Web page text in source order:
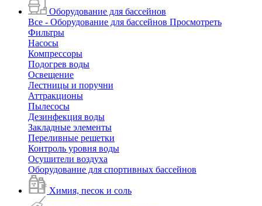
Оборудование для бассейнов
Все - Оборудование для бассейнов Просмотреть
Фильтры
Насосы
Компрессоры
Подогрев воды
Освещение
Лестницы и поручни
Аттракционы
Пылесосы
Дезинфекция воды
Закладные элементы
Переливные решетки
Контроль уровня воды
Осушители воздуха
Оборудование для спортивных бассейнов
Химия, песок и соль